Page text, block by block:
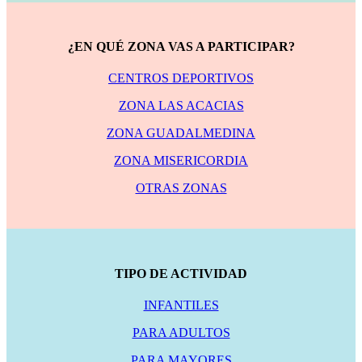
¿EN QUÉ ZONA VAS A PARTICIPAR?
CENTROS DEPORTIVOS
ZONA LAS ACACIAS
ZONA GUADALMEDINA
ZONA MISERICORDIA
OTRAS ZONAS
TIPO DE ACTIVIDAD
INFANTILES
PARA ADULTOS